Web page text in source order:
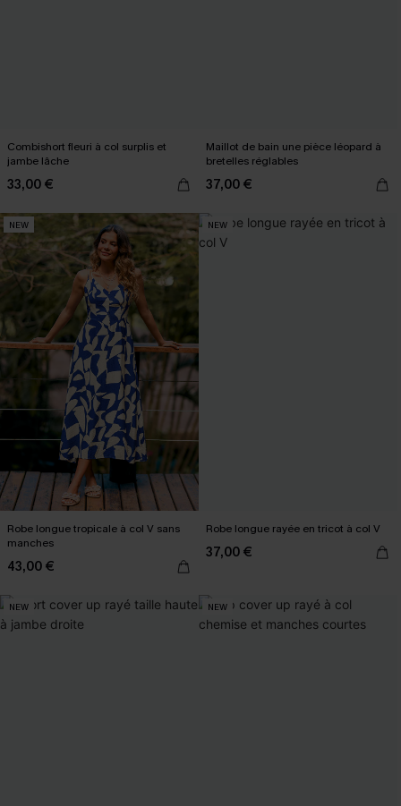
Combishort fleuri à col surplis et
jambe lâche
33,00 €
Maillot de bain une pièce léopard à
bretelles réglables
37,00 €
NEW
Robe longue tropicale à col V sans
manches
43,00 €
NEW
Robe longue rayée en tricot à col V
37,00 €
NEW NEW